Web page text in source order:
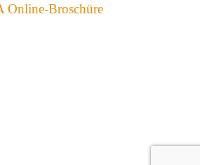
Online-Broschüre